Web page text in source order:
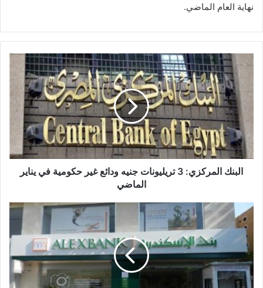
نهاية العام الماضي.
المركزي:
تريليونات
ودائع
حكومية
في
يناير
البنك المركزي: 3 تريليونات جنيه ودائع غير حكومية في يناير
الماضي
بنك
الاسكندرية
يقدم
خدمات
متنوعة
للشركات
..